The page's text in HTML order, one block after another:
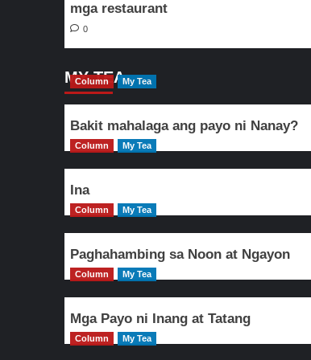
mga restaurant
0
MY TEA
Column My Tea
Bakit mahalaga ang payo ni Nanay?
Column My Tea
Ina
Column My Tea
Paghahambing sa Noon at Ngayon
Column My Tea
Mga Payo ni Inang at Tatang
Column My Tea